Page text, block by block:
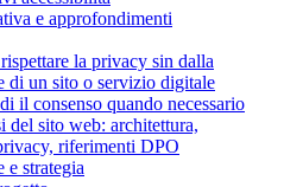
e approfondimenti
la privacy sin dalla
di un sito o servizio digitale
il consenso quando necessario
del sito web: architettura,
riferimenti DPO
e strategia